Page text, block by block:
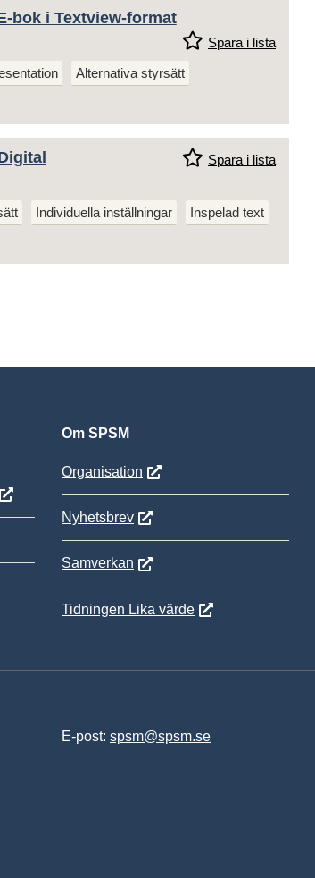
bok i Textview-format
Spara i lista
Alternativa styrsätt
Spara i lista
Individuella inställningar
Inspelad text
Om SPSM
Organisation
Nyhetsbrev
Samverkan
Tidningen Lika värde
E-post: spsm@spsm.se